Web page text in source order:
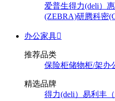
爱普生得力(deli）
(ZEBRA)研腾科密
办公家具
推荐品类
保险柜储物柜/架办
精选品牌
得力(deli） 易利丰（